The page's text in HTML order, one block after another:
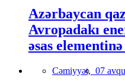
Azərbaycan
Avropadakı
əsas
Cəmiyyət, 07